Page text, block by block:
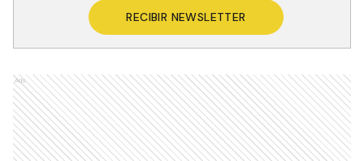
RECIBIR NEWSLETTER
Ads